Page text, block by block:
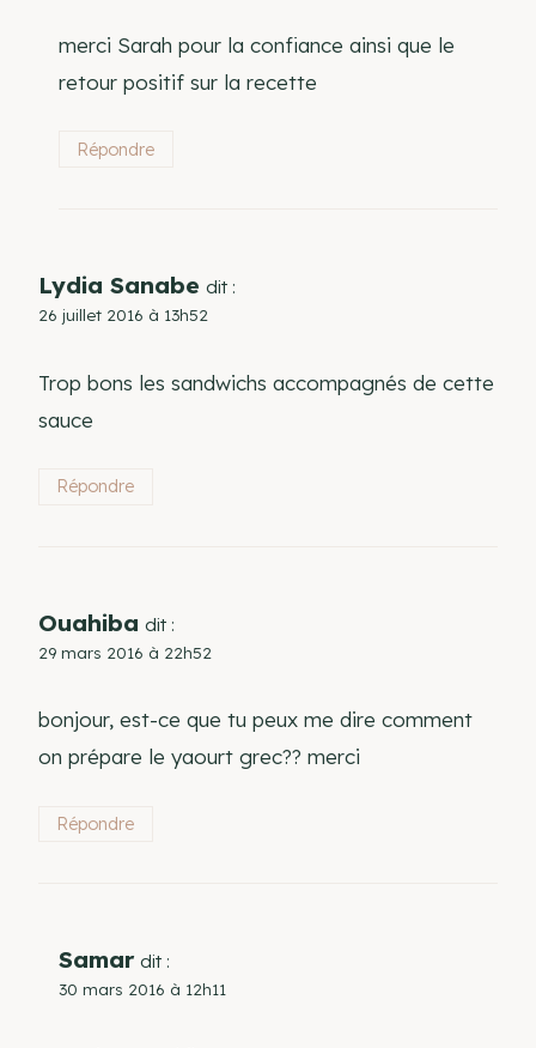
merci Sarah pour la confiance ainsi que le
retour positif sur la recette
Répondre
Lydia Sanabe dit :
26 juillet 2016 à 13h52
Trop bons les sandwichs accompagnés de cette
sauce
Répondre
Ouahiba dit :
29 mars 2016 à 22h52
bonjour, est-ce que tu peux me dire comment
on prépare le yaourt grec?? merci
Répondre
Samar dit :
30 mars 2016 à 12h11